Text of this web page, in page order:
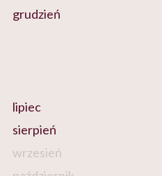
grudzień
lipiec
sierpień
wrzesień